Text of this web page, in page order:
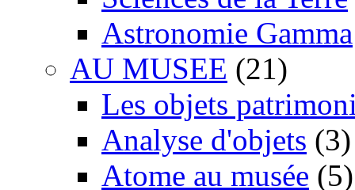
Astronomie Gamma
AU MUSEE (21)
Les objets
Analyse d'objets (3)
Atome au musée (5)